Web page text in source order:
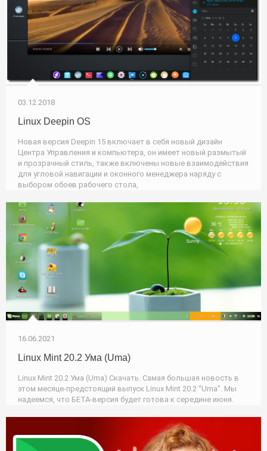
03.12.2018
Linux Deepin OS
Новая версия Deepin 15 включает в себя новый дизайн
Центра Управления и компьютера, он имеет новый размытый
и прозрачный стиль, также включены новые взаимодействия
для угловой навигации и оконного менеджера наряду с
выбором обоев рабочего стола,
16.06.2021
Linux Mint 20.2 Ума (Uma)
Linux Mint 20.2 Ума (Uma) Скачать. Самая большая новость в
этом месяце-предстоящий выпуск Linux Mint 20.2 “Uma”. Мы
надеемся, что БЕТА-версия будет готова к середине июня.